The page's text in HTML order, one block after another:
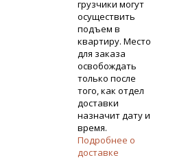
грузчики могут
осуществить
подъем в
квартиру. Место
для заказа
освобождать
только после
того, как отдел
доставки
назначит дату и
время.
Подробнее о
доставке